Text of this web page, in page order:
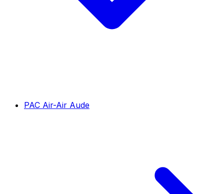
PAC Air-Air Aude